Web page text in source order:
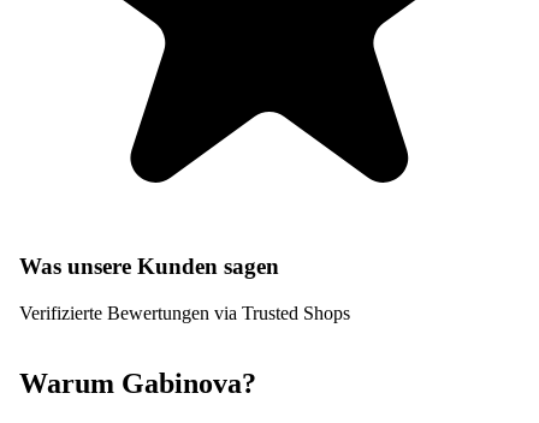
Was unsere Kunden sagen
Verifizierte Bewertungen via Trusted Shops
Warum Gabinova?